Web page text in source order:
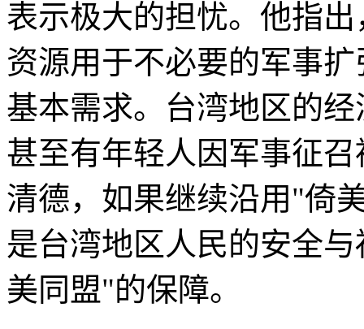
表示极大的担忧。他指
资源用于不必要的军事
基本需求。台湾地区的
甚至有年轻人因军事征
清德，如果继续沿用"倚
是台湾地区人民的安全
美同盟"的保障。